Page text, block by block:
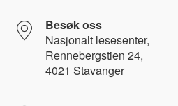
Besøk oss
Nasjonalt lesesenter,
Rennebergstien 24,
4021 Stavanger